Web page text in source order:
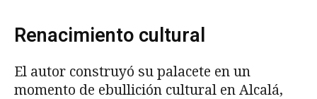
Renacimiento cultural
El autor construyó su palacete en un
momento de ebullición cultural en Alcalá,